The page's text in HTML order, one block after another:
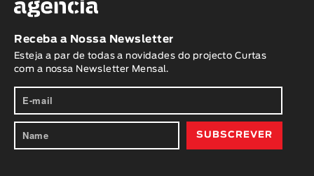
Receba a Nossa Newsletter
Esteja a par de todas a novidades do projecto Curtas
com a nossa Newsletter Mensal.